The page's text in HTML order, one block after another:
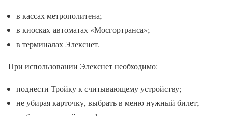
в кассах метрополитена;
в киосках-автоматах «Мосгортранса»;
в терминалах Элекснет.
При использовании Элекснет необходимо:
поднести Тройку к считывающему устройству;
не убирая карточку, выбрать в меню нужный билет;